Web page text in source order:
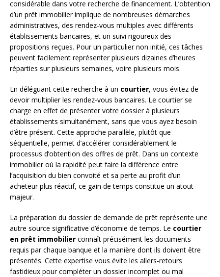
considérable dans votre recherche de financement. L’obtention
d’un prêt immobilier implique de nombreuses démarches
administratives, des rendez-vous multiples avec différents
établissements bancaires, et un suivi rigoureux des
propositions reçues. Pour un particulier non initié, ces tâches
peuvent facilement représenter plusieurs dizaines d’heures
réparties sur plusieurs semaines, voire plusieurs mois.
En déléguant cette recherche à un courtier, vous évitez de
devoir multiplier les rendez-vous bancaires. Le courtier se
charge en effet de présenter votre dossier à plusieurs
établissements simultanément, sans que vous ayez besoin
d’être présent. Cette approche parallèle, plutôt que
séquentielle, permet d’accélérer considérablement le
processus d’obtention des offres de prêt. Dans un contexte
immobilier où la rapidité peut faire la différence entre
l’acquisition du bien convoité et sa perte au profit d’un
acheteur plus réactif, ce gain de temps constitue un atout
majeur.
La préparation du dossier de demande de prêt représente une
autre source significative d’économie de temps. Le courtier
en prêt immobilier connaît précisément les documents
requis par chaque banque et la manière dont ils doivent être
présentés. Cette expertise vous évite les allers-retours
fastidieux pour compléter un dossier incomplet ou mal